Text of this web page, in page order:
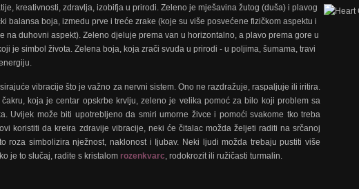
kreativnosti, zdravlja, izobifja u prirodi. Zeleno je mješavina žutog (duša) i plavog
balansa boja, izmedu prve i treće zrake (koje su više posvećene fizičkom aspektu i
na duhovni aspekt). Zeleno djeluje prema van u horizontalno, a plavo prema gore u
je simbol života. Zelena boja, koja zrači svuda u prirodi - u poljima, šumama, travi
vibracije što je važno za nervni sistem. Ono ne razdražuje, raspaljuje ili iritira.
koja je centar opskrbe krvlju, zeleno je velika pomoć za bilo koji problem sa
Uvijek može biti upotrebljeno da smiri umorne živce i pomoći svakome tko treba
koristiti da kreira zdravije vibracije, neki će čitalac možda željeti raditi na srčanoj
roza simbolizira nježnost, naklonost i Ijubav. Neki ljudi možda trebaju pustiti više
je to slučaj, radite s kristalom rozenkvarc, rodokrozit ili ružičasti turmalin.